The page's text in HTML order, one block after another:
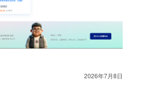
2026年7月8日